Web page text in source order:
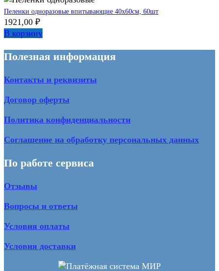
Пеленки одноразовые впитывающие 40х60см, 60шт
1921,00 ₽
В корзину
Полезная информация
Контакты и реквизиты
Договор оферты
Политика конфиденциальности
Соглашение на обработку персональных данных
По работе сервиса
Отзывы
Вопросы и ответы
Условия оплаты
Условия доставки